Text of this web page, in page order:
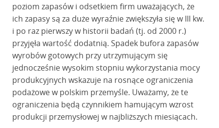
poziom zapasów i odsetkiem firm uważających, że
ich zapasy są za duże wyraźnie zwiększyła się w III kw.
i po raz pierwszy w historii badań (tj. od 2000 r.)
przyjęła wartość dodatnią. Spadek bufora zapasów
wyrobów gotowych przy utrzymującym się
jednocześnie wysokim stopniu wykorzystania mocy
produkcyjnych wskazuje na rosnące ograniczenia
podażowe w polskim przemyśle. Uważamy, że te
ograniczenia będą czynnikiem hamującym wzrost
produkcji przemysłowej w najbliższych miesiącach.